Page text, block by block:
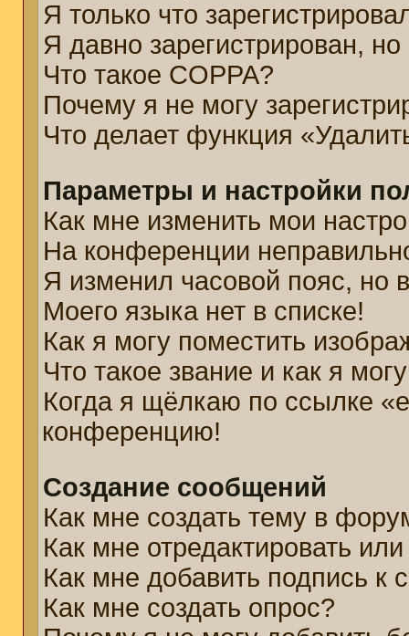
Я только что
Я давно зарегистрирован,
Что такое COPPA?
Почему я не могу
Что делает функция
Параметры и настройки
Как мне изменить мои
На конференции
Я изменил часовой пояс, но
Моего языка нет в списке!
Как я могу поместить
Что такое звание и как я
Когда я щёлкаю по ссылке
конференцию!
Создание сообщений
Как мне создать тему в
Как мне отредактировать
Как мне добавить подпись
Как мне создать опрос?